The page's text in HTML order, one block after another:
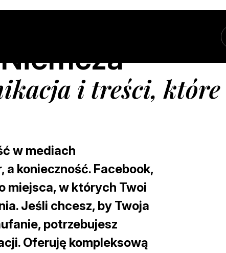
i treści,
w mediach
a konieczność. Facebook,
miejsca, w których Twoi
Jeśli chcesz, by Twoja
potrzebujesz
Oferuję kompleksową